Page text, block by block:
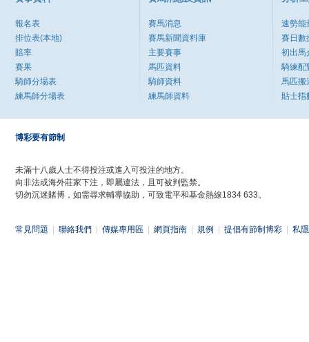
報名表
排位表(本地)
賠率
賽果
騎師分場表
練馬師分場表
賽馬消息
賽馬新聞資料庫
主要賽事
馬匹資料
騎師資料
練馬師資料
速勢能
賽日數
初出馬
騎練配
馬匹搬
貼士指
博彩要有節制
未滿十八歲人士不得投注或進入可投注的地方。
向非法或海外莊家下注，即屬違法，且可被判監禁。
切勿沉迷賭博，如需尋求輔導協助，可致電平和基金熱線1834 633。
常見問題 聯絡我們 傳媒專用區 網頁指南 規例 提倡有節制博彩 私